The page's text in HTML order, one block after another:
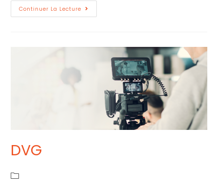
Continuer La Lecture
DVG